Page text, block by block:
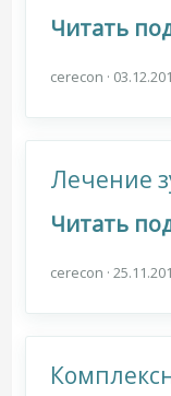
Читать
cerecon ·
Лечение
Читать
cerecon ·